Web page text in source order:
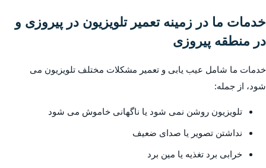
خدمات ما در زمینه تعمیر تلویزیون در پیروزی و
در منطقه پیروزی
خدمات ما شامل عیب یابی و تعمیر مشکلات مختلف تلویزیون می
شود، از جمله:
تلویزیون روشن نمی شود یا ناگهانی خاموش می شود
نداشتن تصویر یا صدای ضعیف
خرابی برد تغذیه یا مین برد